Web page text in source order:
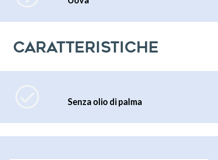
Chi Siamo
Prodotti
Caratteristiche
Senza olio di palma